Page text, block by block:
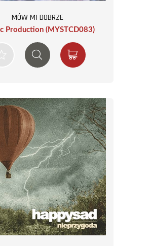
MÓW MI DOBRZE
Production (MYSTCD083)